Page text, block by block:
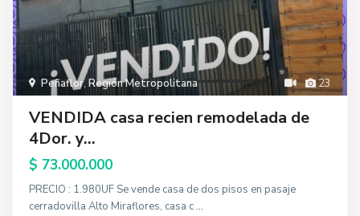
23
Peñaflor,Región Metropolitana
VENDIDA casa recien remodelada de
4Dor. y...
$ 73.000.000
PRECIO : 1.980UF Se vende casa de dos pisos en pasaje
cerradovilla Alto Miraflores, casa c ...